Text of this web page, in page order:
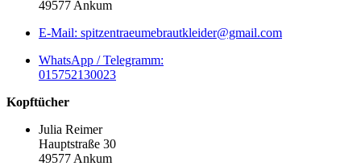
49577 Ankum
E-Mail: spitzentraeumebrautkleider@gmail.com
WhatsApp / Telegramm:
015752130023
Kopftücher
Julia Reimer
Hauptstraße 30
49577 Ankum